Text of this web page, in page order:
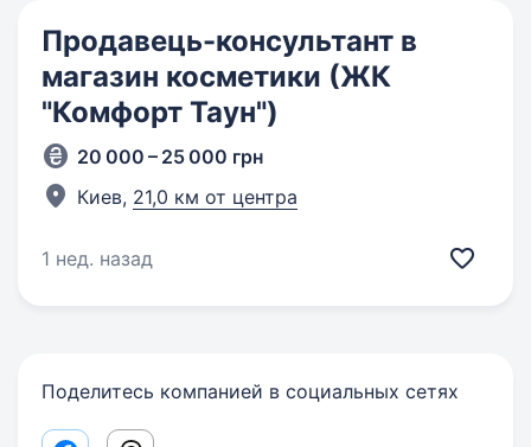
Продавець-консультант в
магазин косметики (ЖК
"Комфорт Таун")
20 000 – 25 000 грн
Киев, 21,0 км от центра
1 нед. назад
Поделитесь компанией в социальных сетях